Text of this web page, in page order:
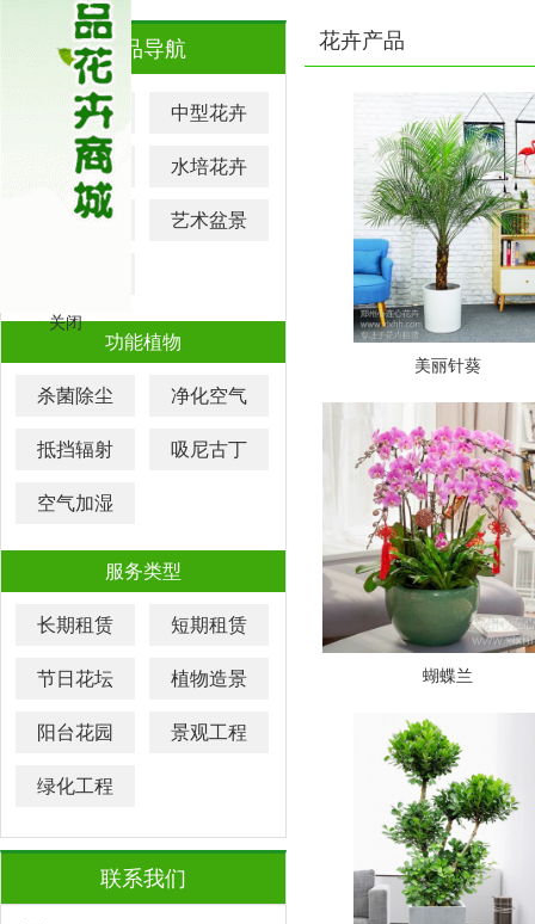
关闭
产品导航
大型花卉 中型花卉
小型花卉 水培花卉
元宵花卉 艺术盆景
功能植物
杀菌除尘 净化空气
抵挡辐射 吸尼古丁
空气加湿
服务类型
长期租赁 短期租赁
节日花坛 植物造景
阳台花园 景观工程
绿化工程
联系我们
花卉产品
美丽针葵
蝴蝶兰